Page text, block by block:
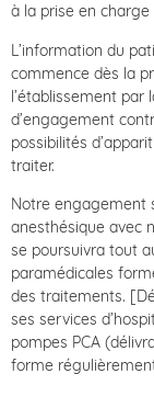
à la prise en charge
L’information du
commence dès la
l’établissement par
d’engagement
possibilités
traiter.
Notre engagement
anesthésique avec
se poursuivra tout
paramédicales
des traitements.
ses services
pompes PCA
forme